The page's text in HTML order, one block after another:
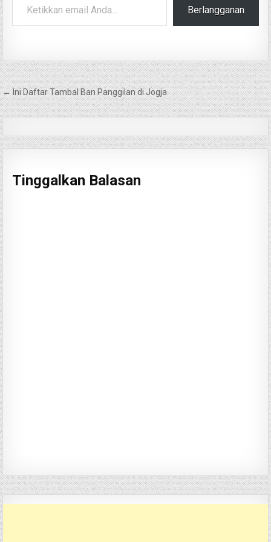
Berlangganan
Navigasi
pos
← Ini Daftar Tambal Ban Panggilan di Jogja
Tinggalkan Balasan